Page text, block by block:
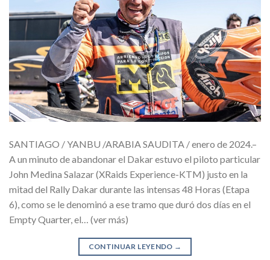
SANTIAGO / YANBU /ARABIA SAUDITA / enero de 2024.–
A un minuto de abandonar el Dakar estuvo el piloto particular
John Medina Salazar (XRaids Experience-KTM) justo en la
mitad del Rally Dakar durante las intensas 48 Horas (Etapa
6), como se le denominó a ese tramo que duró dos días en el
Empty Quarter, el… (ver más)
CONTINUAR LEYENDO →